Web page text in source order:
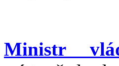
Ministr